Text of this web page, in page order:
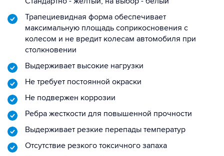
Трапециевидная форма обеспечивает
максимальную площадь соприкосновения с
колесом и не вредит колесам автомобиля при
столкновении
Выдерживает высокие нагрузки
Не требует постоянной окраски
Не подвержен коррозии
Ребра жесткости для повышенной прочности
Выдерживает резкие перепады температур
Отсутствие резкого токсичного запаха